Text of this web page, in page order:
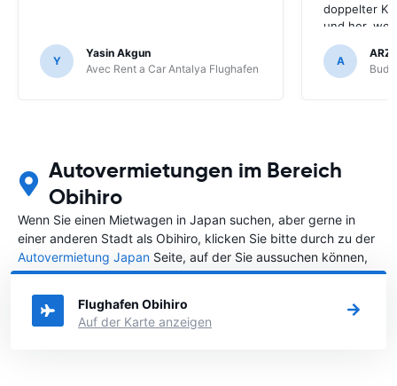
Y
Yasin Akgun
Avec Rent a Car Antalya Flughafen
doppelter
und her,
ich
weil die
A
Autovermietungen im Bereich
Obihiro
Wenn Sie einen Mietwagen in Japan suchen, aber gerne in
einer anderen Stadt als Obihiro, klicken Sie bitte durch zu der
Autovermietung Japan Seite, auf der Sie aussuchen können,
in welcher Stadt in Japan Sie Ihr Fahrzeug mieten wollen.
Flughafen Obihiro
Auf der Karte anzeigen